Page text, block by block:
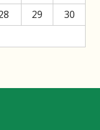
29
30